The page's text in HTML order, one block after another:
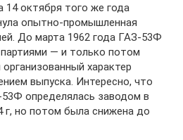
14 октября того же года
опытно-промышленная
До марта 1962 года ГАЗ-53Ф
— и только потом
характер
выпуска. Интересно, что
определялась заводом в
г, но потом была снижена до